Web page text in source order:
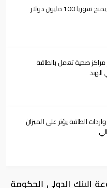
100 مليون دولار
مراكز صحية تعمل بالطاقة
الطاقة يؤثر على الميزان
البنك الدولي الحكومة